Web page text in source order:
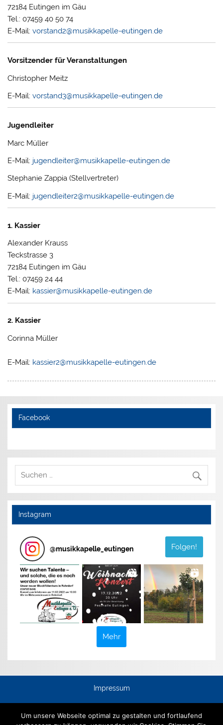
72184 Eutingen im Gäu
Tel.: 07459 40 50 74
E-Mail:vorstand2@musikkapelle-eutingen.de
Vorsitzender für Veranstaltungen
Christopher Meitz
E-Mail:vorstand3@musikkapelle-eutingen.de
Jugendleiter
Marc Müller
E-Mail: jugendleiter@musikkapelle-eutingen.de
Stephanie Zappia (Stellvertreter)
E-Mail: jugendleiter2@musikkapelle-eutingen.de
1. Kassier
Alexander Krauss
Teckstrasse 3
72184 Eutingen im Gäu
Tel.: 07459 24 44
E-Mail: kassier@musikkapelle-eutingen.de
2. Kassier
Corinna Müller
E-Mail: kassier2@musikkapelle-eutingen.de
Facebook
Instagram
@musikkapelle_eutingen Folgen!
Mehr
Impressum
Um unsere Webseite optimal zu gestalten und fortlaufend